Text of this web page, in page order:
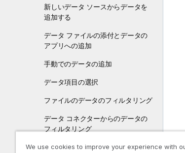
新しいデータ ソースからデータを
追加する
データ ファイルの添付とデータの
アプリへの追加
手動でのデータの追加
データ項目の選択
ファイルのデータのフィルタリング
データ コネクターからのデータの
フィルタリング
データ テーブルの編集
We use cookies to improve your experience with